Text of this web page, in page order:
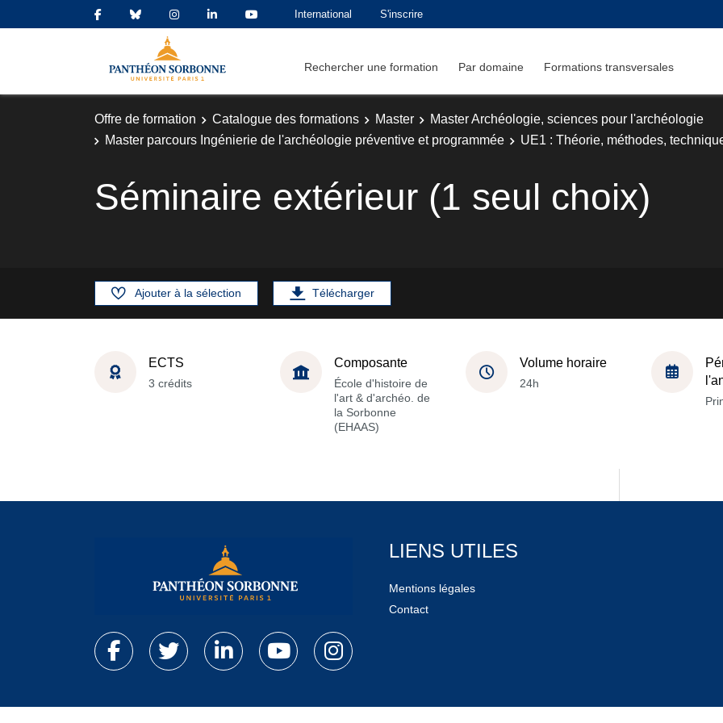
International S'inscrire
Rechercher une formation Par domaine Formations transversales
Offre de formation Catalogue des formations Master
Master Archéologie, sciences pour l'archéologie
Master parcours Ingénierie de l'archéologie préventive et programmée
UE1 : Théorie, méthodes,
Séminaire extérieur (1 seul choix)
Ajouter à la sélection Télécharger
ECTS
3 crédits
Composante
École d'histoire de
l'art & d'archéo. de
la Sorbonne
(EHAAS)
Volume horaire
24h
LIENS UTILES
Mentions légales
Contact